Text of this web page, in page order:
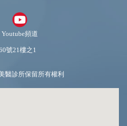
Youtube頻道
號21樓之1
醫診所保留所有權利